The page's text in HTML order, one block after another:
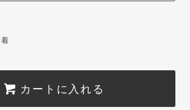
着
カートに入れる